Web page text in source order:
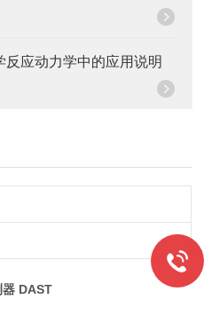
应动力学中的应用说明
DAST